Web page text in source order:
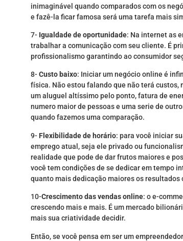
inimaginável quando comparados com os
e fazê-la ficar famosa será uma tarefa mais
7- Igualdade de oportunidade: Na internet as
trabalhar a comunicação com seu cliente. É
profissionalismo garantindo ao consumidor
8-Custo baixo: Iniciar um negócio online é
física. Não estou falando que não terá custos,
um aluguel altíssimo pelo ponto, fatura de
numero maior de pessoas e uma serie de
quando fazemos uma comparação.
9- Flexibilidade de horário: para você iniciar
emprego atual, seja ele privado ou
realidade que pode de dar frutos maiores e
você tem condições de se dedicar em tempo
quanto mais dedicação maiores os resultados
10-Crescimento das vendas online: o e-
crescendo mais e mais. É um mercado
mais sua criatividade decidir.
Então, se você pensa em ser um